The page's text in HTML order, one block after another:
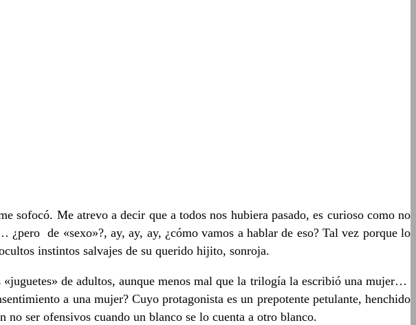
sofocó. Me atrevo a decir que a todos nos hubiera pasado, es curioso como no
de «sexo»?, ay, ay, ay, ¿cómo vamos a hablar de eso? Tal vez porque lo
instintos salvajes de su querido hijito, sonroja.
de adultos, aunque menos mal que la trilogía la escribió una mujer…
a una mujer? Cuyo protagonista es un prepotente petulante, henchido
ser ofensivos cuando un blanco se lo cuenta a otro blanco.